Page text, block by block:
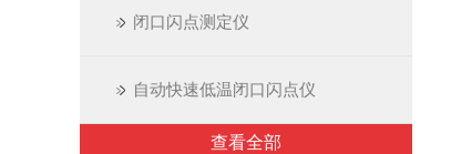
闭口闪点测定仪
自动快速低温闭口闪点仪
查看全部